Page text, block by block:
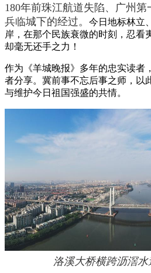
180年前珠江航道失陷、广州
兵临城下的经过。 今日地标林立
岸，在那个民族衰微的时刻，忍看
却毫无还手之力！
作为《羊城晚报》多年的忠实读者
者分享。冀前事不忘后事之师，以
与维护今日祖国强盛的共情。
洛溪大桥横跨沥滘